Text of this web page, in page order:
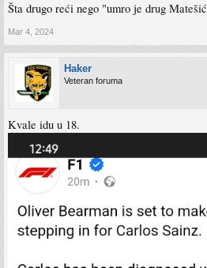
Šta drugo reći nego "umro je drug
Mar 4, 2024
Haker
Veteran foruma
Kvale idu u 18.